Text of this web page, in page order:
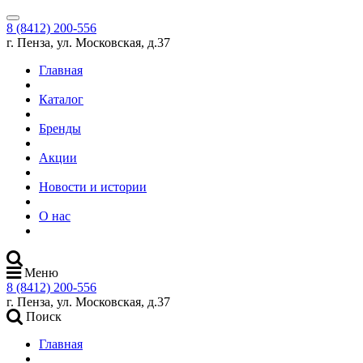
8 (8412) 200-556
г. Пенза, ул. Московская, д.37
Главная
Каталог
Бренды
Акции
Новости и истории
О нас
Меню
8 (8412) 200-556
г. Пенза, ул. Московская, д.37
Поиск
Главная